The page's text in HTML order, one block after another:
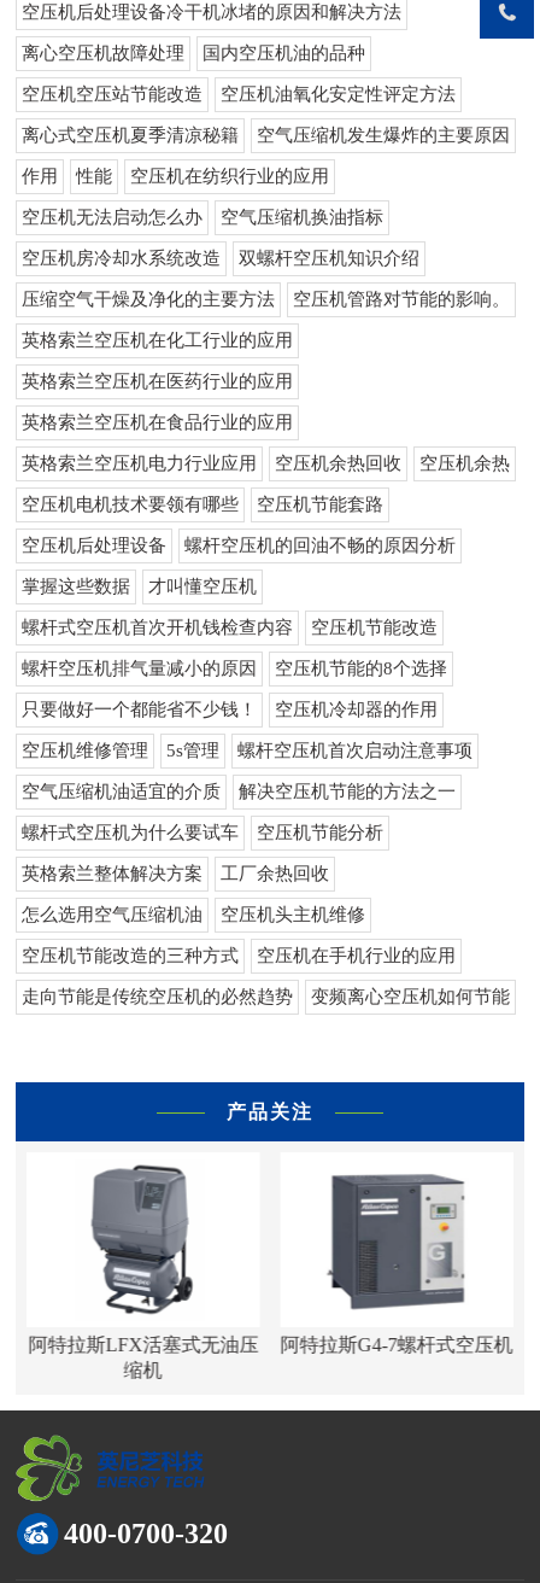
空压机后处理设备冷干机冰堵的原因和解决方法
离心空压机故障处理 国内空压机油的品种
空压机空压站节能改造 空压机油氧化安定性评定方法
离心式空压机夏季清凉秘籍 空气压缩机发生爆炸的主要原因
作用 性能 空压机在纺织行业的应用
空压机无法启动怎么办 空气压缩机换油指标
空压机房冷却水系统改造 双螺杆空压机知识介绍
压缩空气干燥及净化的主要方法 空压机管路对节能的影响。
英格索兰空压机在化工行业的应用
英格索兰空压机在医药行业的应用
英格索兰空压机在食品行业的应用
英格索兰空压机电力行业应用 空压机余热回收 空压机余热
空压机电机技术要领有哪些 空压机节能套路
空压机后处理设备 螺杆空压机的回油不畅的原因分析
掌握这些数据 才叫懂空压机
螺杆式空压机首次开机钱检查内容 空压机节能改造
螺杆空压机排气量减小的原因 空压机节能的8个选择
只要做好一个都能省不少钱！ 空压机冷却器的作用
空压机维修管理 5s管理 螺杆空压机首次启动注意事项
空气压缩机油适宜的介质 解决空压机节能的方法之一
螺杆式空压机为什么要试车 空压机节能分析
英格索兰整体解决方案 工厂余热回收
怎么选用空气压缩机油 空压机头主机维修
空压机节能改造的三种方式 空压机在手机行业的应用
走向节能是传统空压机的必然趋势 变频离心空压机如何节能
产品关注
阿特拉斯LFX活塞式无油压
缩机
阿特拉斯G4-7螺杆式空压机
400-0700-320